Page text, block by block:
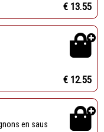
€ 13.55
€ 12.55